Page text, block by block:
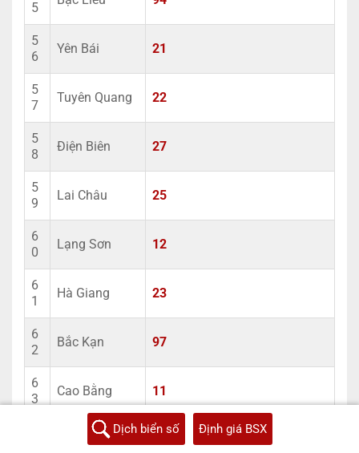
5
5
6
Yên Bái 21
5
7
Tuyên Quang 22
5
8
Điện Biên 27
5
9
Lai Châu 25
6
0
Lạng Sơn 12
6
1
Hà Giang 23
6
2
Bắc Kạn 97
6
3
Cao Bằng 11
Dịch biển số Định giá BSX